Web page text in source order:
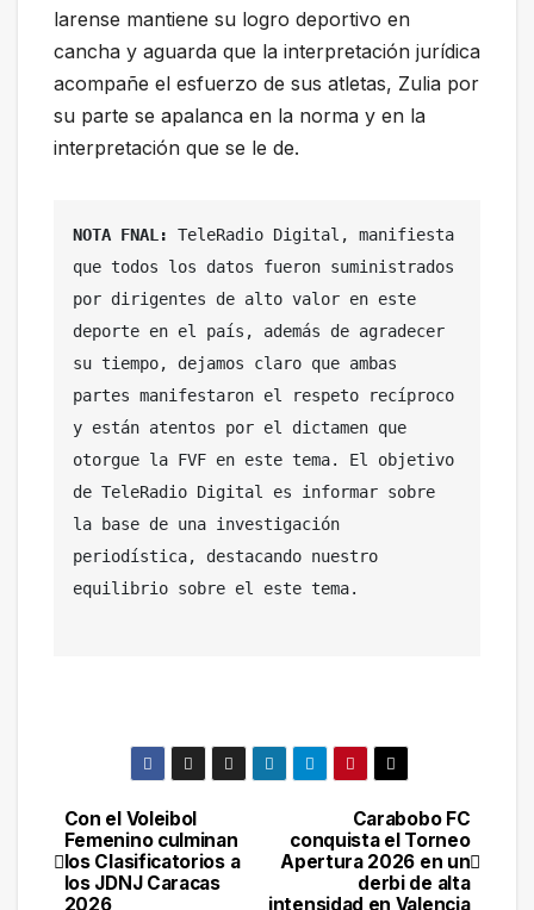
larense mantiene su logro deportivo en
cancha y aguarda que la interpretación jurídica
acompañe el esfuerzo de sus atletas, Zulia por
su parte se apalanca en la norma y en la
interpretación que se le de.
NOTA FNAL: TeleRadio Digital, manifiesta
que todos los datos fueron suministrados
por dirigentes de alto valor en este
deporte en el país, además de agradecer
su tiempo, dejamos claro que ambas
partes manifestaron el respeto recíproco
y están atentos por el dictamen que
otorgue la FVF en este tema. El objetivo
de TeleRadio Digital es informar sobre
la base de una investigación
periodística, destacando nuestro
equilibrio sobre el este tema.
Navegación
de
Carabobo FC
conquista el Torneo
Apertura 2026 en un
derbi de alta
intensidad en Valencia
Con el Voleibol
Femenino culminan
los Clasificatorios a
los JDNJ Caracas
2026